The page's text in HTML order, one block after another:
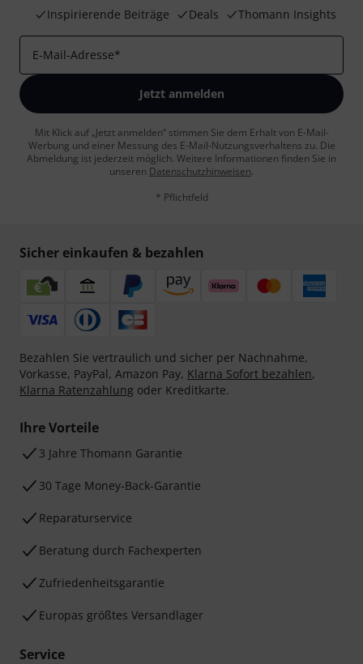
Inspirierende Beiträge
Deals Thomann Insights
E-Mail-Adresse*
Jetzt anmelden
Mit Klick auf „Jetzt anmelden“ stimmen Sie dem Erhalt von E-Mail-
Werbung und einer Messung des E-Mail-Nutzungsverhaltens zu. Die
Abmeldung ist jederzeit möglich. Weitere Informationen finden Sie in
unseren Datenschutzhinweisen.
* Pflichtfeld
Sicher einkaufen & bezahlen
Bezahlen Sie vertraulich und sicher per Nachnahme,
Vorkasse, PayPal, Amazon Pay, Klarna Sofort bezahlen,
Klarna Ratenzahlung oder Kreditkarte.
Ihre Vorteile
3 Jahre Thomann Garantie
30 Tage Money-Back-Garantie
Reparaturservice
Beratung durch Fachexperten
Zufriedenheitsgarantie
Europas größtes Versandlager
Service